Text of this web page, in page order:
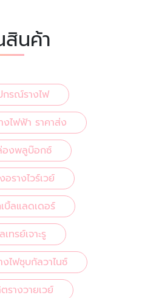
นค้า
กรณ์รางไฟ
ไฟฟ้า ราคาส่ง
งพลูบ๊อกซ์
รางไวร์เวย์
เบิ้ลแลดเดอร์
เทรย์เจาะรู
ไฟชุบกัลวาไนซ์
รางวายเวย์